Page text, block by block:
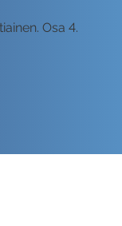
Osa 4.